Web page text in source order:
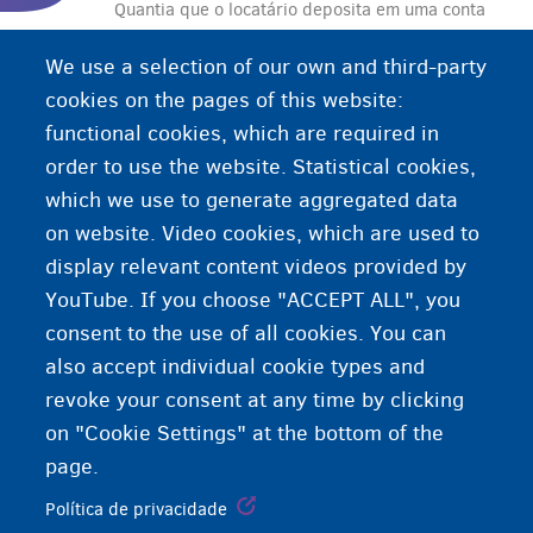
Quantia que o locatário deposita em uma conta
locação. No final do período de locação, o
locatário receberá o dinheiro de volta se tiver
cumprido todas as suas obrigações previstas no
contrato de locação.
We use a selection of our own and third-party
cookies on the pages of this website:
functional cookies, which are required in
order to use the website. Statistical cookies,
which we use to generate aggregated data
on website. Video cookies, which are used to
display relevant content videos provided by
YouTube. If you choose "ACCEPT ALL", you
consent to the use of all cookies. You can
also accept individual cookie types and
revoke your consent at any time by clicking
on "Cookie Settings" at the bottom of the
page.
Política de privacidade